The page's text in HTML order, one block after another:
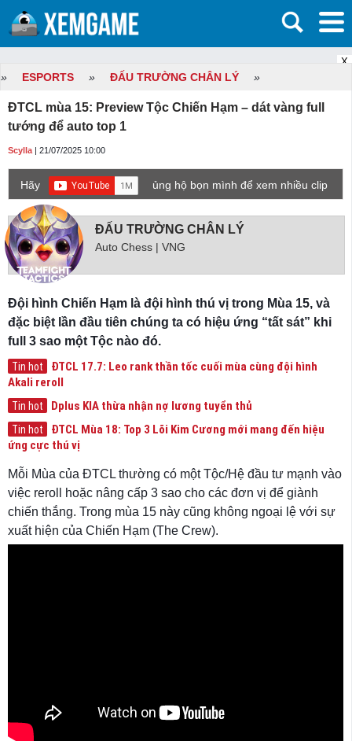
X
» ESPORTS » ĐẤU TRƯỜNG CHÂN LÝ »
ĐTCL mùa 15: Preview Tộc Chiến Hạm – dát vàng full
tướng để auto top 1
Scylla | 21/07/2025 10:00
Hãy
ủng hộ bọn mình để xem nhiều clip
game mới hơn nhé!
ĐẤU TRƯỜNG CHÂN LÝ
Auto Chess | VNG
Đội hình Chiến Hạm là đội hình thú vị trong Mùa 15, và
đặc biệt lần đầu tiên chúng ta có hiệu ứng “tất sát” khi
full 3 sao một Tộc nào đó.
Tin hot
ĐTCL 17.7: Leo rank thần tốc cuối mùa cùng đội hình
Akali reroll
Tin hot Dplus KIA thừa nhận nợ lương tuyển thủ
Tin hot
ĐTCL Mùa 18: Top 3 Lõi Kim Cương mới mang đến hiệu
ứng cực thú vị
Mỗi Mùa của ĐTCL thường có một Tộc/Hệ đầu tư mạnh vào
việc reroll hoặc nâng cấp 3 sao cho các đơn vị để giành
chiến thắng. Trong mùa 15 này cũng không ngoại lệ với sự
xuất hiện của Chiến Hạm (The Crew).